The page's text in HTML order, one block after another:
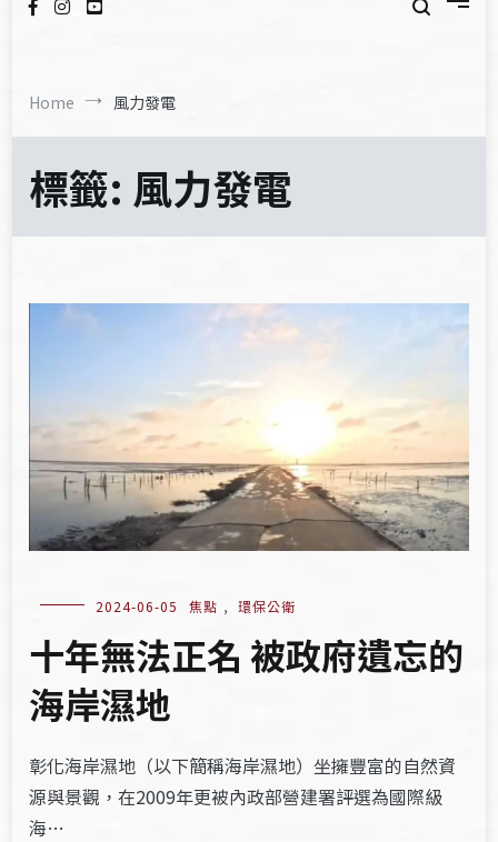
Home 風力發電
標籤: 風力發電
2024-06-05 焦點 , 環保公衛
十年無法正名 被政府遺忘的
海岸濕地
彰化海岸濕地（以下簡稱海岸濕地）坐擁豐富的自然資
源與景觀，在2009年更被內政部營建署評選為國際級
海…